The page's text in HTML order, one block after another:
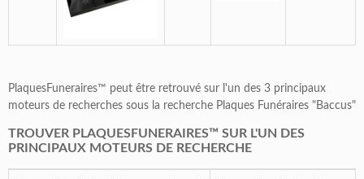
PlaquesFuneraires™ peut être retrouvé sur l'un des 3 principaux
moteurs de recherches sous la recherche Plaques Funéraires "Baccus"
TROUVER PLAQUESFUNERAIRES™ SUR L'UN DES
PRINCIPAUX MOTEURS DE RECHERCHE